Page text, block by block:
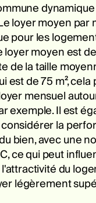
loyer moyen par
pour les
loyer moyen est
de la taille
est de 75 m²,
mensuel
exemple. Il est
la
bien, avec une
ce qui peut
du
légèrement